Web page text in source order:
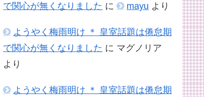
で関心が無くなりました に mayu より
ようやく梅雨明け ＊ 皇室話題は倦怠期
で関心が無くなりました に マグノリア
より
ようやく梅雨明け ＊ 皇室話題は倦怠期